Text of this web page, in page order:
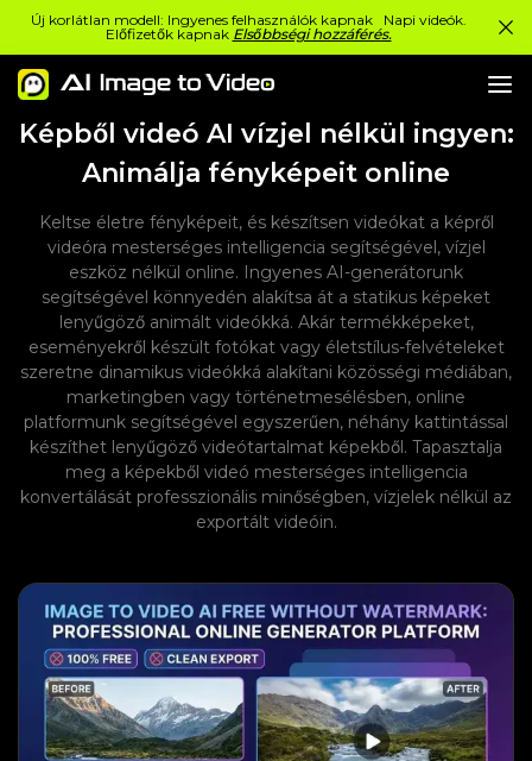
Új korlátlan modell: Ingyenes felhasználók kapnak Napi videók.
Előfizetők kapnak Elsőbbségi hozzáférés.
Képből videó AI vízjel nélkül ingyen:
Animálja fényképeit online
Keltse életre fényképeit, és készítsen videókat a képről
videóra mesterséges intelligencia segítségével, vízjel
eszköz nélkül online. Ingyenes AI-generátorunk
segítségével könnyedén alakítsa át a statikus képeket
lenyűgöző animált videókká. Akár termékképeket,
eseményekről készült fotókat vagy életstílus-felvételeket
szeretne dinamikus videókká alakítani közösségi médiában,
marketingben vagy történetmesélésben, online
platformunk segítségével egyszerűen, néhány kattintással
készíthet lenyűgöző videótartalmat képekből. Tapasztalja
meg a képekből videó mesterséges intelligencia
konvertálását professzionális minőségben, vízjelek nélkül az
exportált videóin.